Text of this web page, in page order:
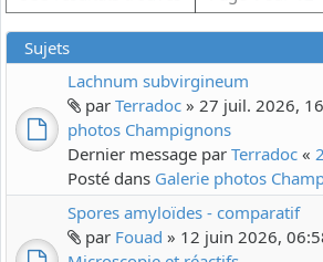
Sujets
Lachnum subvirgineum
par Terradoc » 27 juil. 2026,
photos Champignons
Dernier message par Terradoc «
Posté dans Galerie photos
Spores amyloïdes - comparatif
par Fouad » 12 juin 2026,